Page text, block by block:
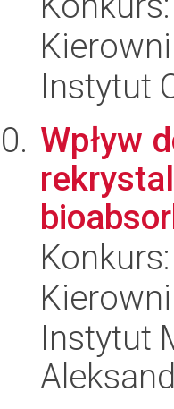
Instytut
Wpływ
Konkurs:
Instytut